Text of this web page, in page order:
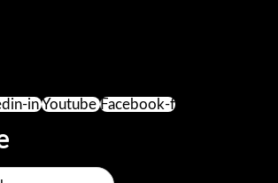
inYoutube Facebook-f